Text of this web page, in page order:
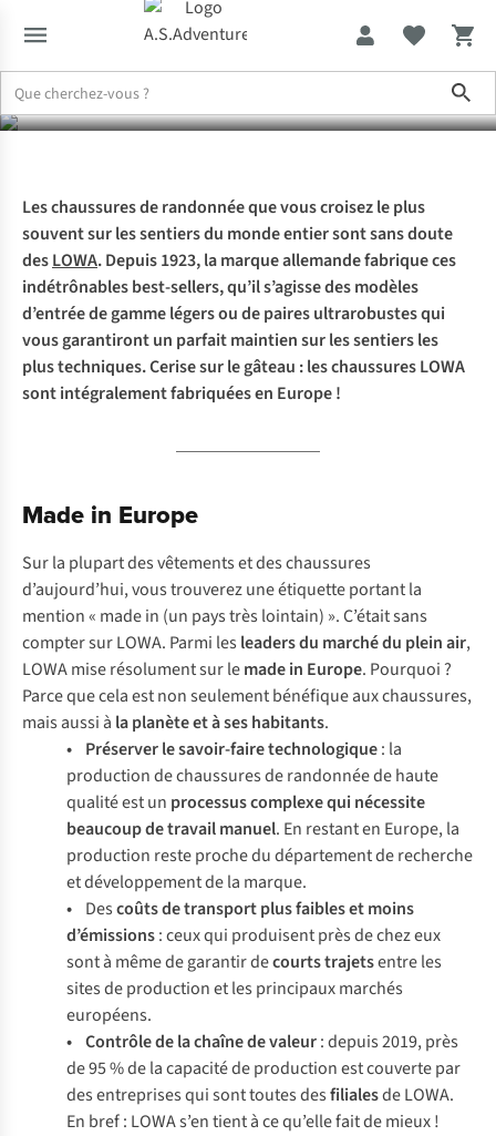
d’Europe
Les chaussures de randonnée que vous croisez le plus
souvent sur les sentiers du monde entier sont sans doute
desLOWA. Depuis 1923, la marque allemande fabrique ces
indétrônables best-sellers, qu’il s’agisse des modèles
d’entrée de gamme légers ou de paires ultrarobustes qui
vous garantiront un parfait maintien sur les sentiers les
plus techniques. Cerise sur le gâteau : les chaussures LOWA
sont intégralement fabriquées en Europe !
Made in Europe
Sur la plupart des vêtements et des chaussures
d’aujourd’hui, vous trouverez une étiquette portant la
mention « made in (un pays très lointain) ». C’était sans
compter sur LOWA. Parmi les leaders du marché du plein air,
LOWA mise résolument sur lemade in Europe. Pourquoi ?
Parce que cela est non seulement bénéfique aux chaussures,
mais aussi à la planète et à ses habitants.
• Préserver le savoir-faire technologique: la
production de chaussures de randonnée de haute
qualité est un processus complexe qui nécessite
beaucoup de travail manuel. En restant en Europe, la
production reste proche du département de recherche
et développement de la marque.
• Descoûts de transport plus faibles et moins
d’émissions: ceux qui produisent près de chez eux
sont à même de garantir decourts trajetsentre les
sites de production et les principaux marchés
européens.
• Contrôle de la chaîne de valeur: depuis 2019, près
de 95 % de la capacité de production est couverte par
des entreprises qui sont toutes desfilialesde LOWA.
En bref : LOWA s’en tient à ce qu’elle fait de mieux !